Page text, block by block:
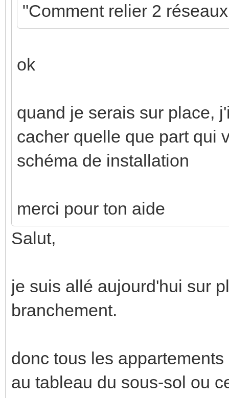
"Comment relier 2
ok
quand je serais sur place,
cacher quelle que part qui
schéma de installation
merci pour ton aide
Salut,
je suis allé aujourd'hui sur
branchement.
donc tous les
au tableau du sous-sol ou